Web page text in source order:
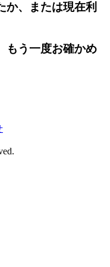
か、または現在利
もう一度お確かめ